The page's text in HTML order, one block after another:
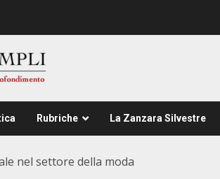
Rubriche La Zanzara Silvestre
nel settore della moda